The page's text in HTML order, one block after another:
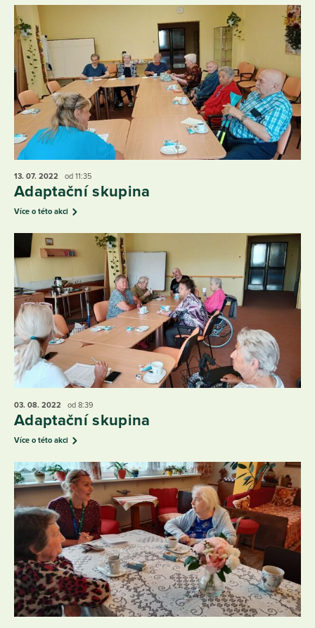
13. 07. 2022 od 11:35
Adaptační skupina
Více o této akci
03. 08. 2022 od 8:39
Adaptační skupina
Více o této akci